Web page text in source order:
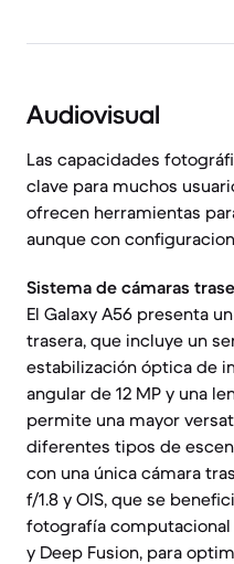
Audiovisual
Las capacidades
clave para muchos
ofrecen herramientas
aunque con
Sistema de cámaras
El Galaxy A56 presenta
trasera, que incluye un
estabilización óptica de
angular de 12 MP y una
permite una mayor
diferentes tipos de
con una única cámara
f/1.8 y OIS, que se
fotografía computacional
y Deep Fusion, para